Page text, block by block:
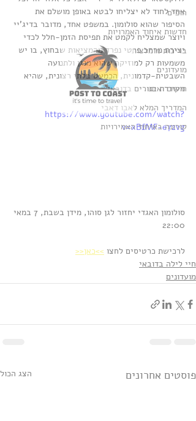
חופים
חדשות איחוד האמרויות
בריכות מומלצות
מועדונים
חוקים ואיסורים בדובאי
המדריך המלא לאבו דאבי
קורונה באיחוד האמירויות
אחד לחוד לא יצליחו לבטא באופן מושלם את
הסיפור שהוא סולומון. במשפט אחד, מדובר בדיג'יי
ויוצר שמצליח לקמט את תפיסת הזמן-חלל לכדי
יצירת מרחב פרטי נפרד מהמציאות שבחוץ, בו יש
משמעות רק למוזיקה שהוא מנגן ולתנועה
השבטית-קדמונית, הכמעט בלתי רצונית, שהיא
מעוררת בנו.
https://www.youtube.com/watch?
v=xBfMF-e7zvg
סולומון האגדי יחזור לגן סוהו, מידן בשבת, 7 במאי
22:00
לרכישת כרטיסים לחצו >>כאן<<
חיי לילה בדובאי
מועדונים
פוסטים אחרונים הצג הכול